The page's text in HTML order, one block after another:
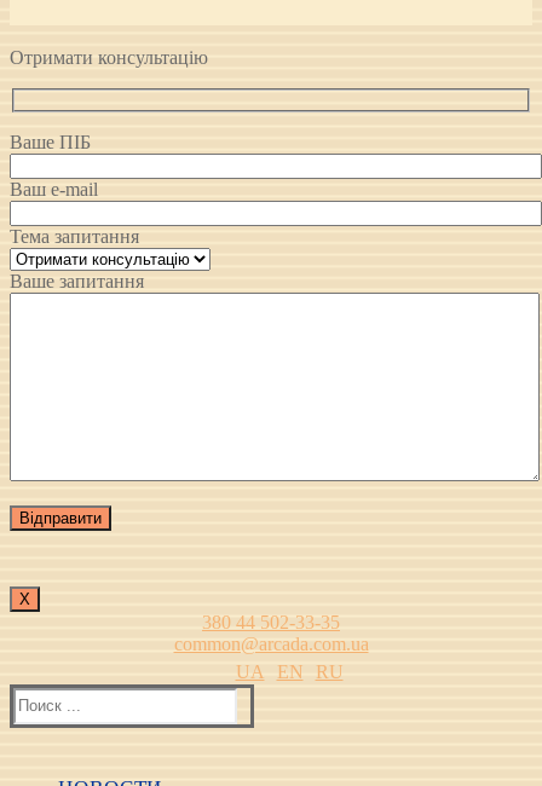
Отримати консультацію
Ваше ПІБ
Ваш e-mail
Тема запитання
Ваше запитання
Х
380 44 502-33-35
common@arcada.com.ua
UA
EN
RU
Найти: